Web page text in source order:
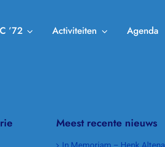
’72
en lidmaatschappenSenioren plus
Activiteiten
KNLTB Voorjaarscompetitie
Agenda
Meest recente nieuws